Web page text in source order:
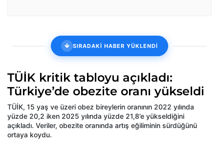
SIRADAKİ HABER YÜKLENDİ
TÜİK kritik tabloyu açıkladı:
Türkiye’de obezite oranı yükseldi
TÜİK, 15 yaş ve üzeri obez bireylerin oranının 2022 yılında
yüzde 20,2 iken 2025 yılında yüzde 21,8’e yükseldiğini
açıkladı. Veriler, obezite oranında artış eğiliminin sürdüğünü
ortaya koydu.